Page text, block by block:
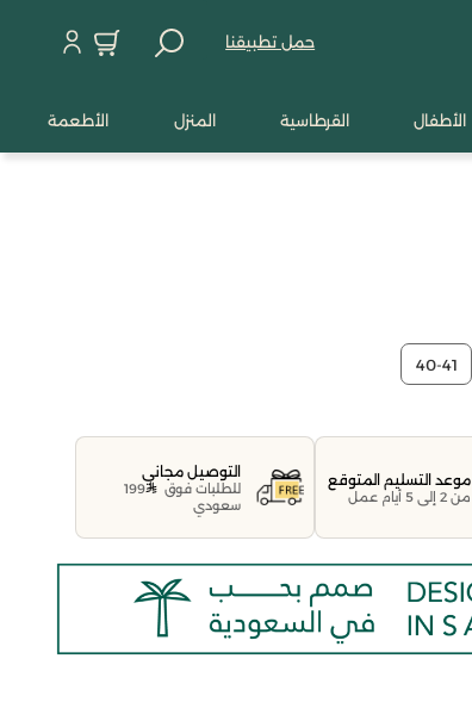
حمل تطبيقنا
الأطفال القرطاسية المنزل الأطعمة
40-41
موعد التسليم المتوقع
من 2 إلى 5 أيام عمل
التوصيل مجاني
للطلبات فوق
199
سعودي